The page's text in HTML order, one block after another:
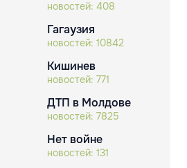
новостей: 408
Гагаузия
новостей: 10842
Кишинев
новостей: 771
ДТП в Молдове
новостей: 7825
Нет войне
новостей: 131